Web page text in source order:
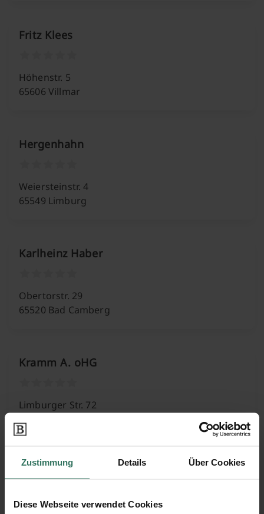
Zustimmung Details Über Cookies
Diese Webseite verwendet Cookies
Fritz Klees
Höhenstr. 5
65606 Villmar
Hergenhahn
Weiersteinstr. 4
65549 Limburg
Karlheinz Haber
Obertorstr. 29
65520 Bad Camberg
Kramm A. oHG
Limburger Str. 72
Lucia Roßbach